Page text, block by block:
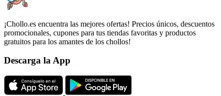
¡Chollo.es encuentra las mejores ofertas! Precios únicos, descuentos
promocionales, cupones para tus tiendas favoritas y productos
gratuitos para los amantes de los chollos!
Descarga la App